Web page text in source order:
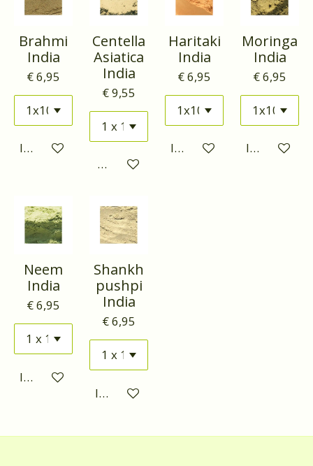
Brahmi
India
€ 6,95
In winkelwagen
Centella
Asiatica
India
€ 9,55
Houd mij op de hoogte
Haritaki
India
€ 6,95
In winkelwagen
Moringa
India
€ 6,95
In
Neem
India
€ 6,95
In winkelwagen
Shankh
pushpi
India
€ 6,95
In winkelwagen